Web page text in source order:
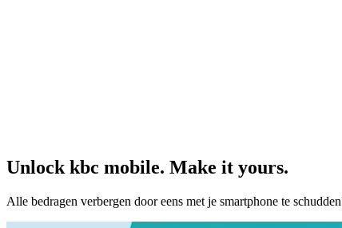
Unlock kbc mobile. Make it yours.
Alle bedragen verbergen door eens met je smartphone te